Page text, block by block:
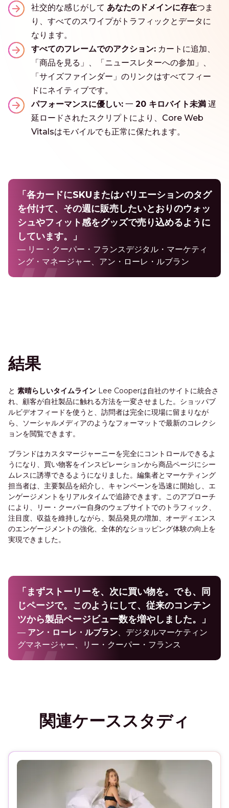
社交的な感じがして あなたのドメインに存在つま
り、すべてのスワイプがトラフィックとデータに
なります。
すべてのフレームでのアクション: カートに追加、
「商品を見る」、「ニュースレターへの参加」、
「サイズファインダー」のリンクはすべてフィー
ドにネイティブです。
パフォーマンスに優しい: 一 20 キロバイト未満 遅
延ロードされたスクリプトにより、Core Web
Vitalsはモバイルでも正常に保たれます。
「各カードにSKUまたはバリエーションのタグ
を付けて、その週に販売したいとおりのウォッ
シュやフィット感をグッズで売り込めるように
しています。」
— リー・クーパー・フランスデジタル・マーケティ
ング・マネージャー、アン・ローレ・ルブラン
結果
と 素晴らしいタイムライン Lee Cooperは自社のサイトに統合さ
れ、顧客が自社製品に触れる方法を一変させました。ショッパブ
ルビデオフィードを使うと、訪問者は完全に現場に留まりなが
ら、ソーシャルメディアのようなフォーマットで最新のコレクシ
ョンを閲覧できます。
ブランドはカスタマージャーニーを完全にコントロールできるよ
うになり、買い物客をインスピレーションから商品ページにシー
ムレスに誘導できるようになりました。編集者とマーケティング
担当者は、主要製品を紹介し、キャンペーンを迅速に開始し、エ
ンゲージメントをリアルタイムで追跡できます。このアプローチ
により、リー・クーパー自身のウェブサイトでのトラフィック、
注目度、収益を維持しながら、製品発見の増加、オーディエンス
のエンゲージメントの強化、全体的なショッピング体験の向上を
実現できました。
「まずストーリーを、次に買い物を。でも、同
じページで。このようにして、従来のコンテン
ツから製品ページビュー数を増やしました。」
— アン・ローレ・ルブラン 、デジタルマーケティン
グマネージャー、リー・クーパー・フランス
関連ケーススタディ